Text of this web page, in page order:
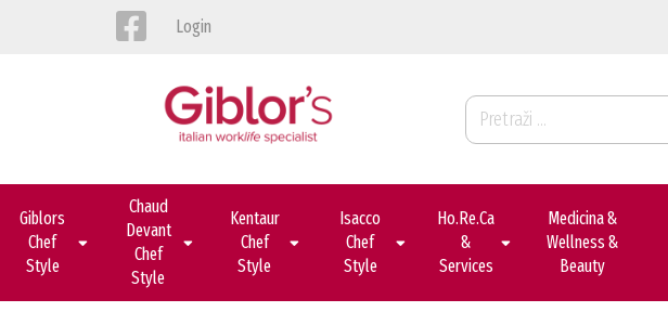
Login
Giblors
Chef
Style
Chaud
Devant
Chef
Style
Kentaur
Chef
Style
Isacco
Chef
Style
Ho.re.ca
&
Services
Medicina &
Wellness &
Beauty